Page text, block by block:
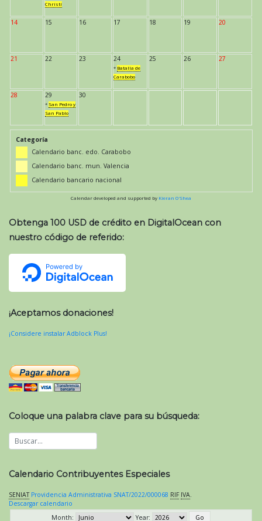
Christi
14 15 16 17 18 19 20
21 22 23 24
* Batalla de
Carabobo
25 26 27
28 29
* San Pedro y
San Pablo
30
Categoría
Calendario banc. edo. Carabobo
Calendario banc. mun. Valencia
Calendario bancario nacional
Calendar developed and supported by Kieran O'Shea
Obtenga 100 USD de crédito en DigitalOcean con
nuestro código de referido:
¡Aceptamos donaciones!
¡Considere instalar Adblock Plus!
Coloque una palabra clave para su búsqueda:
Calendario Contribuyentes Especiales
SENIAT Providencia Administrativa SNAT/2022/000068 RIF IVA
Descargar calendario
Month:
Year: